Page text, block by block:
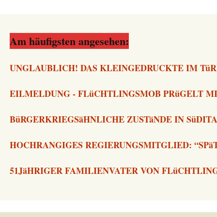
Am häufigsten angesehen:
UNGLAUBLICH! DAS KLEINGEDRUCKTE IM
EILMELDUNG - FLüCHTLINGSMOB PRüGELT
BüRGERKRIEGSäHNLICHE ZUSTäNDE IN
HOCHRANGIGES REGIERUNGSMITGLIED:
51JäHRIGER FAMILIENVATER VON